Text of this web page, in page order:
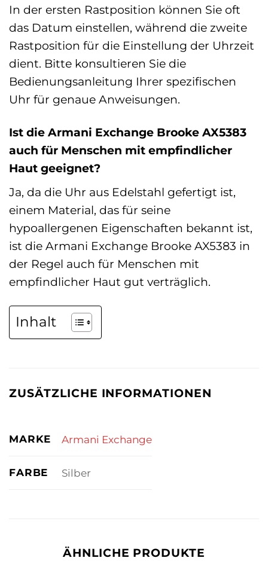
In der ersten Rastposition können Sie oft
das Datum einstellen, während die zweite
Rastposition für die Einstellung der Uhrzeit
dient. Bitte konsultieren Sie die
Bedienungsanleitung Ihrer spezifischen
Uhr für genaue Anweisungen.
Ist die Armani Exchange Brooke AX5383
auch für Menschen mit empfindlicher
Haut geeignet?
Ja, da die Uhr aus Edelstahl gefertigt ist,
einem Material, das für seine
hypoallergenen Eigenschaften bekannt ist,
ist die Armani Exchange Brooke AX5383 in
der Regel auch für Menschen mit
empfindlicher Haut gut verträglich.
Inhalt
ZUSÄTZLICHE INFORMATIONEN
MARKE Armani Exchange
FARBE Silber
ÄHNLICHE PRODUKTE